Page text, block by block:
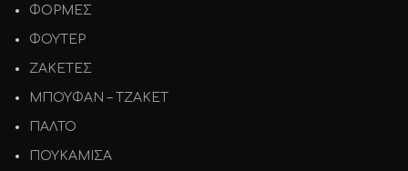
ΦΟΡΜΕΣ
ΦΟΥΤΕΡ
ΖΑΚΕΤΕΣ
ΜΠΟΥΦΑΝ – ΤΖΑΚΕΤ
ΠΑΛΤΟ
ΠΟΥΚΑΜΙΣΑ